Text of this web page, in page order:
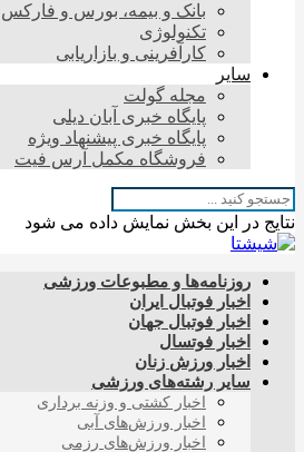
بانک و بیمه، بورس و فارکس
تکنولوژی
کارآفرینی و بازاریابی
سایر
مجله گولت
پایگاه خبری آبان دیلی
پایگاه خبری پیشنهاد ویژه
فروشگاه مکمل آرس فیت
نتایج در این بخش نمایش داده می شود
روزنامه‌ها و مطبوعات ورزشی
اخبار فوتبال ایران
اخبار فوتبال جهان
اخبار فوتسال
اخبار ورزش زنان
سایر رشته‌های ورزشی
اخبار کشتی و وزنه برداری
اخبار ورزش‌های آبی
اخبار ورزش‌های رزمی